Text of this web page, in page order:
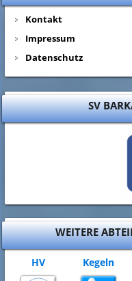
Kontakt
Impressum
Datenschutz
SV
WEITERE
HV Kegeln